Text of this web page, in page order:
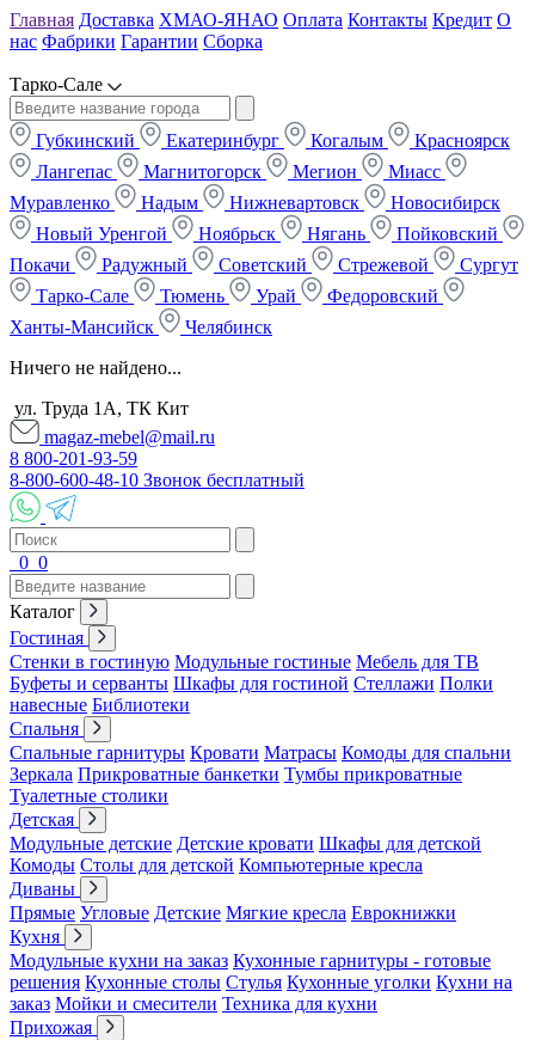
Главная Доставка ХМАО-ЯНАО Оплата Контакты Кредит О
нас Фабрики Гарантии Сборка
Тарко-Сале
Губкинский Екатеринбург Когалым
Красноярск
Лангепас
Магнитогорск Мегион
Миасс
Муравленко
Надым Нижневартовск
Новосибирск
Новый Уренгой
Ноябрьск Нягань
Пойковский
Покачи
Радужный Советский Стрежевой
Сургут
Тарко-Сале
Тюмень Урай
Федоровский
Ханты-Мансийск
Челябинск
Ничего не найдено...
ул. Труда 1А, ТК Кит
magaz-mebel@mail.ru
8 800-201-93-59
8-800-600-48-10 Звонок бесплатный
0 0
Каталог
Гостиная
Стенки в гостиную Модульные гостиные Мебель для ТВ
Буфеты и серванты Шкафы для гостиной Стеллажи Полки
навесные Библиотеки
Спальня
Спальные гарнитуры Кровати Матрасы Комоды для спальни
Зеркала Прикроватные банкетки Тумбы прикроватные
Туалетные столики
Детская
Модульные детские Детские кровати Шкафы для детской
Комоды Столы для детской Компьютерные кресла
Диваны
Прямые Угловые Детские Мягкие кресла Еврокнижки
Кухня
Модульные кухни на заказ Кухонные гарнитуры - готовые
решения Кухонные столы Стулья Кухонные уголки Кухни на
заказ Мойки и смесители Техника для кухни
Прихожая